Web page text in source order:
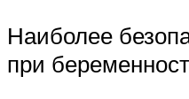
Наиболее
при